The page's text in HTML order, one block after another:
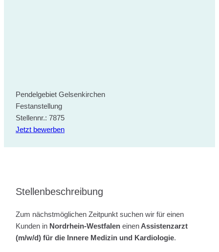
Pendelgebiet Gelsenkirchen
Festanstellung
Stellennr.: 7875
Jetzt bewerben
Stellenbeschreibung
Zum nächstmöglichen Zeitpunkt suchen wir für einen
Kunden in Nordrhein-Westfalen einen Assistenzarzt
(m/w/d) für die Innere Medizin und Kardiologie.